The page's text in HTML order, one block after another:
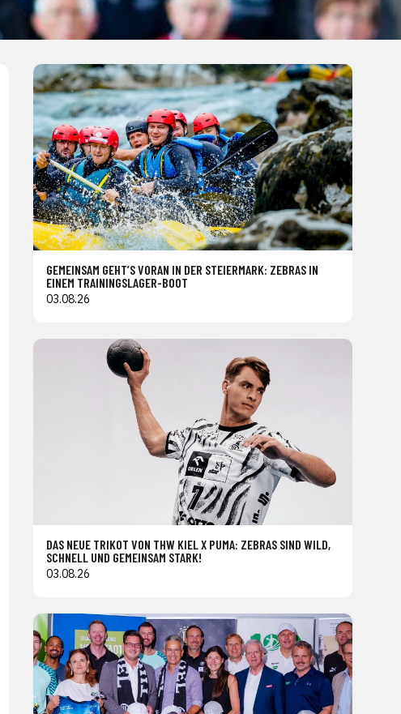
GEMEINSAM GEHT’S VORAN IN DER STEIERMARK: ZEBRAS IN
EINEM TRAININGSLAGER-BOOT
03.08.26
DAS NEUE TRIKOT VON THW KIEL X PUMA: ZEBRAS SIND WILD,
SCHNELL UND GEMEINSAM STARK!
03.08.26